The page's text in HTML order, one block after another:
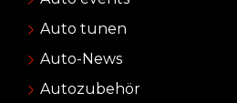
Auto tunen
Auto-News
Autozubehör